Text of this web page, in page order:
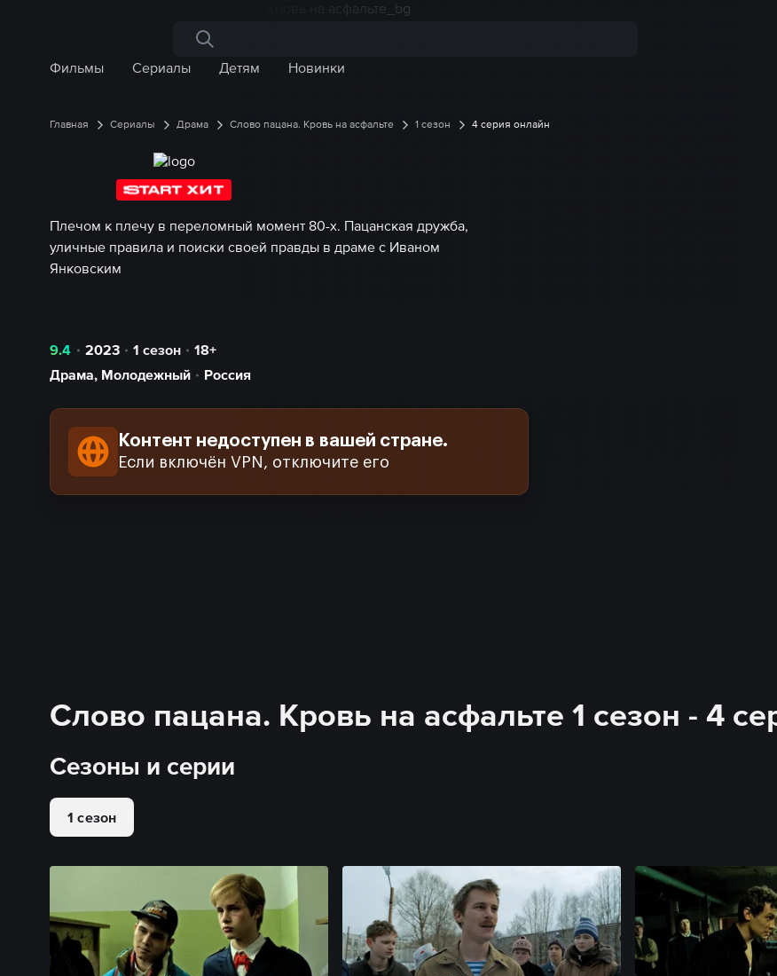
Поиск по сайту
Фильмы
Сериалы Детям Новинки
Главная Сериалы Драма Слово пацана. Кровь на асфальте 1 сезон 4 серия онлайн
Плечом к плечу в переломный момент 80-х. Пацанская дружба,
уличные правила и поиски своей правды в драме с Иваном
Янковским
9.4 2023 1 сезон
18+
Драма, Молодежный Россия
Контент недоступен в вашей стране.
Если включён VPN, отключите его
Слово пацана. Кровь на асфальте 1 сезон - 4
Сезоны и серии
1 сезон